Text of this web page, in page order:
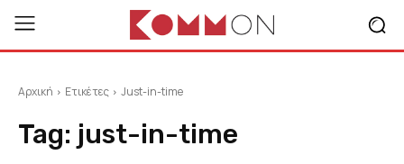
Αρχική Ετικέτες Just-in-time
Tag: just-in-time